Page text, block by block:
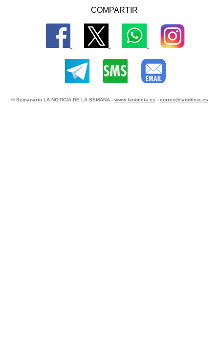
COMPARTIR
© Semanario LA NOTICIA DE LA SEMANA - www.lanoticia.es - correo@lanoticia.es